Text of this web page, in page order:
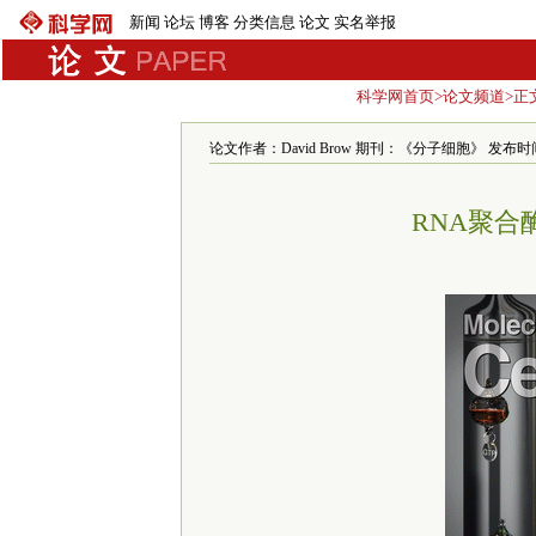
新闻 论坛 博客 分类信息 论文 实名举报
科学网首页>论文频道>正
论文作者：David Brow 期刊：《分子细胞》 发布时
RNA聚合